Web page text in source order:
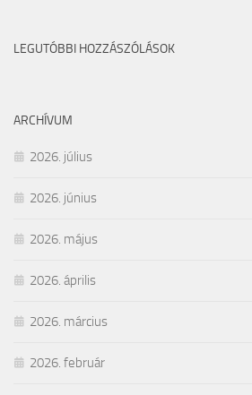
LEGUTÓBBI HOZZÁSZÓLÁSOK
ARCHÍVUM
2026. július
2026. június
2026. május
2026. április
2026. március
2026. február